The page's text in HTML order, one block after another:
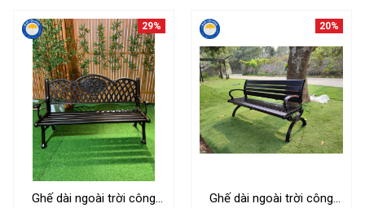
Ghế dài ngoài trời công
29%
Ghế dài ngoài trời công
20%